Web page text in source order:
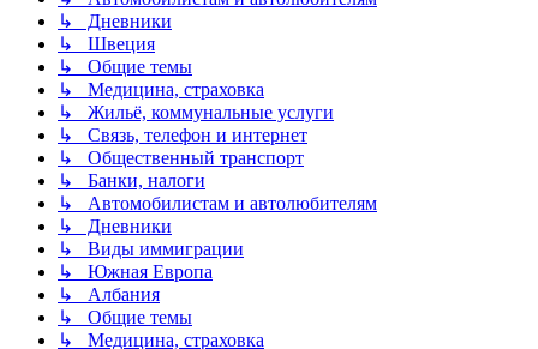
↳ Дневники
↳ Швеция
↳ Общие темы
↳ Медицина, страховка
↳ Жильё, коммунальные услуги
↳ Связь, телефон и интернет
↳ Общественный транспорт
↳ Банки, налоги
↳ Автомобилистам и автолюбителям
↳ Дневники
↳ Виды иммиграции
↳ Южная Европа
↳ Албания
↳ Общие темы
↳ Медицина, страховка